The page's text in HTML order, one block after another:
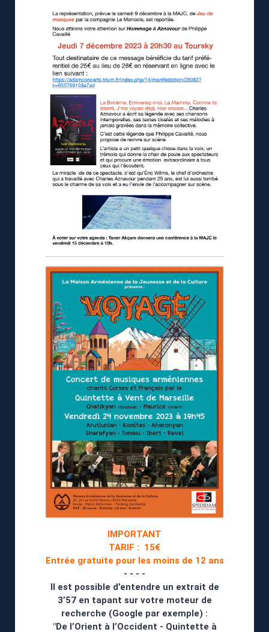
IMPORTANT
TARIF : 15€
Entrée gratuite pour les moins de 12 ans
- - - -
Il est possible d’entendre un extrait de
3’57 en tapant sur votre moteur de
recherche (Google par exemple) :
"De l’Orient à l’Occident - Quintette à